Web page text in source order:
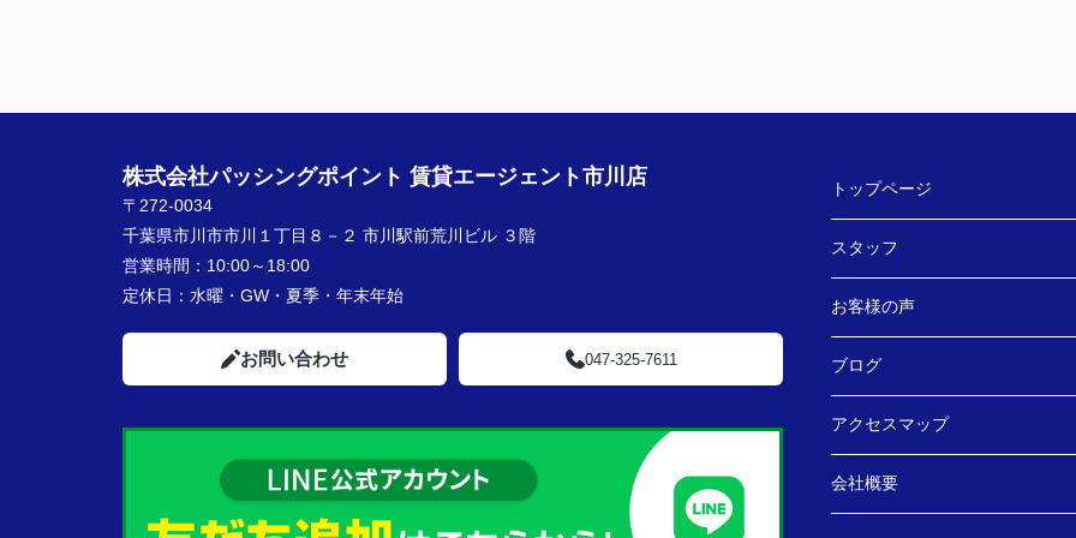
株式会社パッシングポイント 賃貸エージェント市川店
〒272-0034
千葉県市川市市川１丁目８－２ 市川駅前荒川ビル ３階
営業時間： 10:00～18:00
定休日： 水曜・GW・夏季・年末年始
お問い合わせ 047-325-7611
トップページ
スタッフ
お客様の声
ブログ
アクセスマップ
会社概要